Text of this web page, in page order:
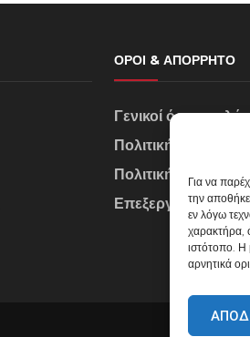
Για να
την
εν λόγω
χαρακτήρα,
ιστότοπο. Η
αρνητικά
ΌΡΟΙ & ΑΠΌΡΡΗΤΟ
Γενικοί όροι
Πολιτική Απορρήτου
Πολιτική Cookies
Επεξεργασία